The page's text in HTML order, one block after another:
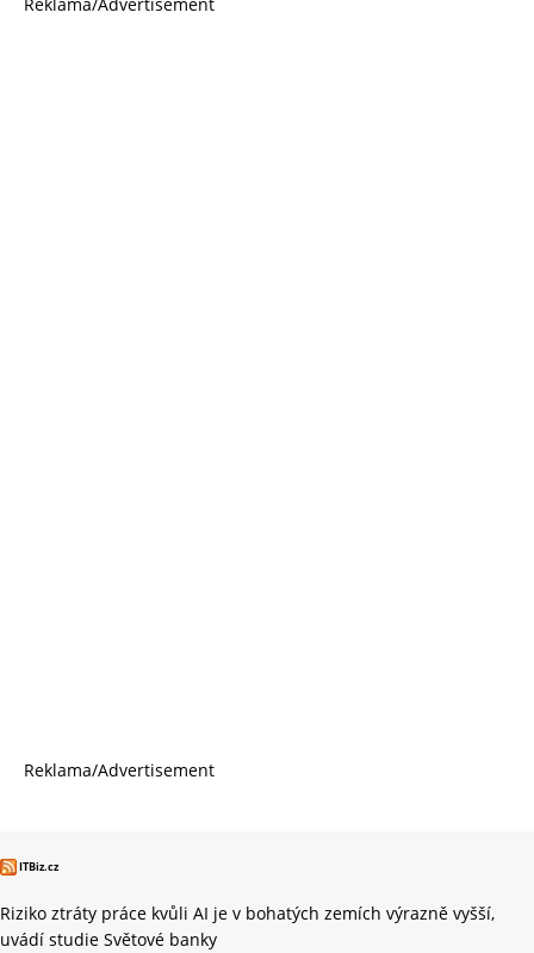
Reklama/Advertisement
ITBiz.cz
Riziko ztráty práce kvůli AI je v bohatých zemích výrazně vyšší,
uvádí studie Světové banky